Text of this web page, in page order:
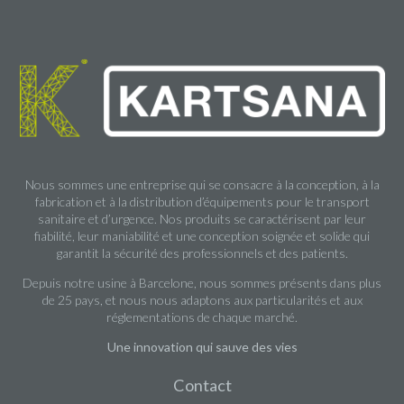
Nous sommes une entreprise qui se consacre à la conception, à la
fabrication et à la distribution d’équipements pour le transport
sanitaire et d’urgence. Nos produits se caractérisent par leur
fiabilité, leur maniabilité et une conception soignée et solide qui
garantit la sécurité des professionnels et des patients.
Depuis notre usine à Barcelone, nous sommes présents dans plus
de 25 pays, et nous nous adaptons aux particularités et aux
réglementations de chaque marché.
Une innovation qui sauve des vies
Contact